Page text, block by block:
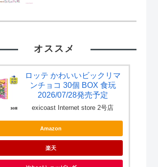
オススメ
ロッテ かわいいビックリマ
ンチョコ 30個 BOX 食玩
2026/07/28発売予定
exicoast Internet store 2号店
Amazon
楽天